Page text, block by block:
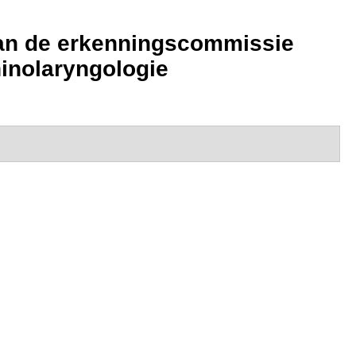
de erkenningscommissie